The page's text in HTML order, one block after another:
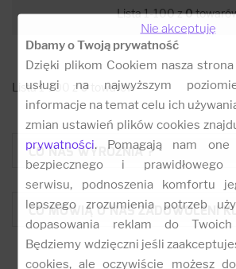
Lista 1-100 z0
Lista 1-100 z0towarów
CO NAS WYRÓŻNIA ?
CO MÓWIĄ O NAS ZADOWOLENI
Nie akceptuję
Dbamy o Twoją prywatność
Dzięki plikom Cookiem nasza
usługi na najwyższym
informacje na temat celu ich
zmian ustawień plików cookies
prywatności. Pomagają nam one
bezpiecznego i prawidłowego
serwisu, podnoszenia komfortu
lepszego zrozumienia potrzeb
dopasowania reklam do Twoich
Będziemy wdzięczni jeśli
cookies, ale oczywiście możesz